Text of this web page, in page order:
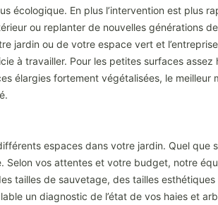
écologique. En plus l’intervention est plus
ou replanter de nouvelles générations
jardin ou de votre espace vert et
à travailler. Pour les petites surfaces
élargies fortement végétalisées, le
espaces dans votre jardin. Quel que
Selon vos attentes et votre budget, notre
tailles de sauvetage, des tailles
un diagnostic de l’état de vos haies et